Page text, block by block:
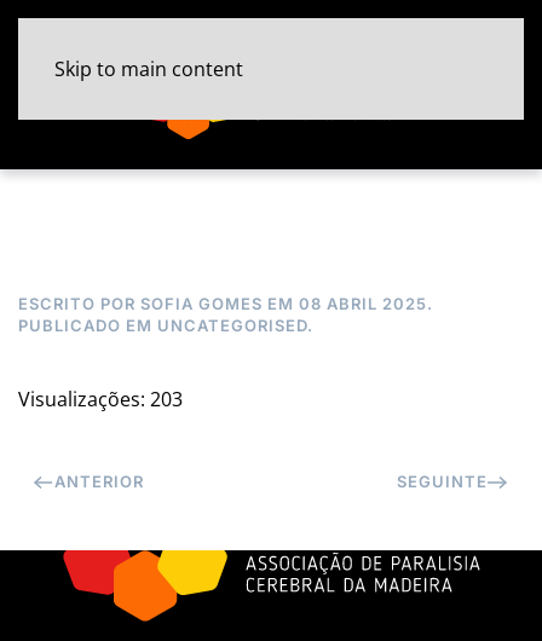
Skip to main content
ESCRITO POR SOFIA GOMES EM 08 ABRIL 2025.
PUBLICADO EM UNCATEGORISED.
Visualizações: 203
ANTERIOR SEGUINTE